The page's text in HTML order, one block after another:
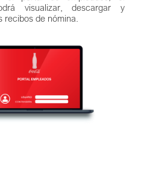
visualizar, descargar y
recibos de nómina.